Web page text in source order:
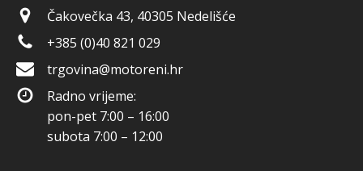
Čakovečka 43, 40305 Nedelišće
+385 (0)40 821 029
trgovina@motoreni.hr
Radno vrijeme:
pon-pet 7:00 – 16:00
subota 7:00 – 12:00